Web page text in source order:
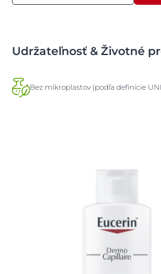
Udržateľnosť & Životné
Bez mikroplastov (podľa definície